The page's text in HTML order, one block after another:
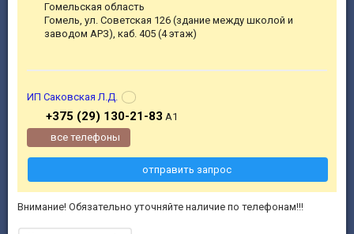
Внимание! Обязательно уточняйте наличие по телефонам!!!
Гомельская область
Гомель, ул. Советская 126 (здание между школой и
заводом АРЗ), каб. 405 (4 этаж)
ИП Саковская Л.Д.
+375 (29) 130-21-83 А1
все телефоны
отправить запрос